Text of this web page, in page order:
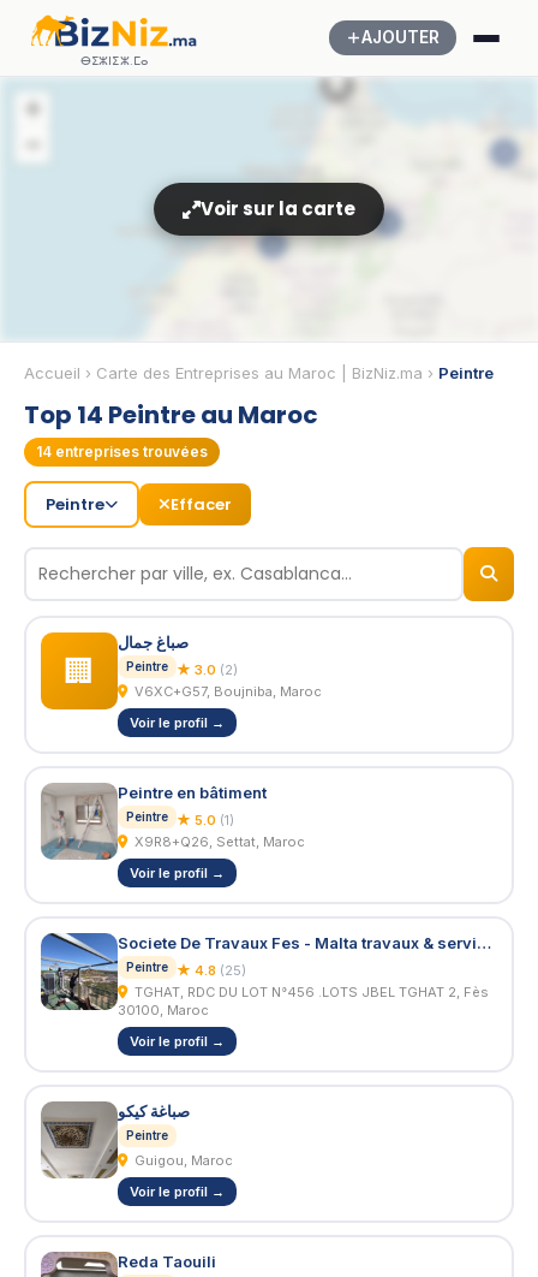
ⴱⵉⵣⵏⵉⵣ.ⵎⴰ
AJOUTER
Accueil › Carte des Entreprises au Maroc | BizNiz.ma › Peintre
Top 14 Peintre au Maroc
14 entreprises trouvées
Peintre Effacer
🏢
صباغ جمال
Peintre ★ 3.0 (2)
V6XC+G57, Boujniba, Maroc
Voir le profil →
Peintre en bâtiment
Peintre ★ 5.0 (1)
X9R8+Q26, Settat, Maroc
Voir le profil →
Societe De Travaux Fes - Malta travaux & services
Peintre ★ 4.8 (25)
30100, Maroc
Voir le profil →
صباغة كيكو
Peintre
Guigou, Maroc
Voir le profil →
Reda Taouili
🏢
4
+
−
© 2026 BizNiz.ma
Voir sur la carte